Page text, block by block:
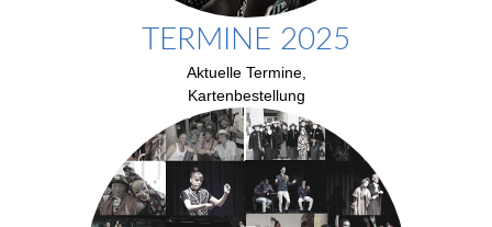
TERMINE 2025
Aktuelle Termine,
Kartenbestellung